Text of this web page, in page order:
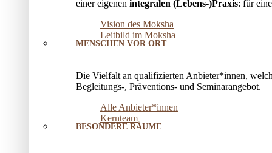
einer eigenen integralen (Lebens-)Praxis: für
Vision des Moksha
Leitbild im Moksha
MENSCHEN VOR ORT
Die Vielfalt an qualifizierten Anbieter*innen,
Begleitungs-, Präventions­- und Seminarangebot.
Alle Anbieter*innen
Kernteam
BESONDERE RÄUME